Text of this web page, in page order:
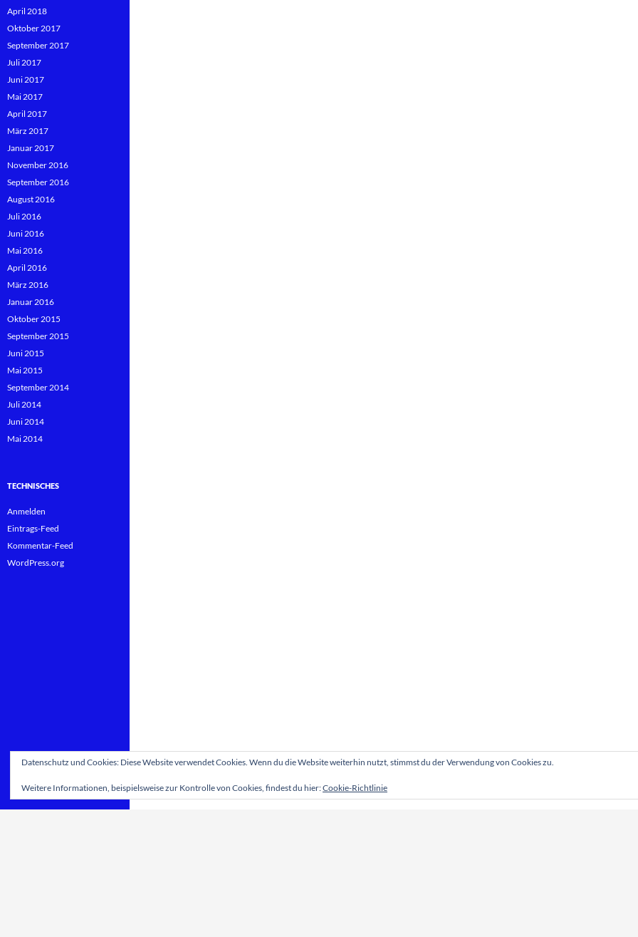
April 2018
Oktober 2017
September 2017
Juli 2017
Juni 2017
Mai 2017
April 2017
März 2017
Januar 2017
November 2016
September 2016
August 2016
Juli 2016
Juni 2016
Mai 2016
April 2016
März 2016
Januar 2016
Oktober 2015
September 2015
Juni 2015
Mai 2015
September 2014
Juli 2014
Juni 2014
Mai 2014
TECHNISCHES
Anmelden
Eintrags-Feed
Kommentar-Feed
WordPress.org
Datenschutz und Cookies: Diese Website verwendet Cookies. Wenn du die Website weiterhin nutzt, stimmst du der Verwendung von Cookies zu.
Weitere Informationen, beispielsweise zur Kontrolle von Cookies, findest du hier:Cookie-Richtlinie